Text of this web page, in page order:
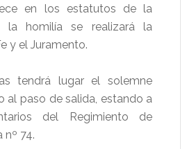
en los estatutos de la
la homilía se realizará la
y el Juramento.
tendrá lugar el solemne
al paso de salida, estando a
del Regimiento de
nº 74.